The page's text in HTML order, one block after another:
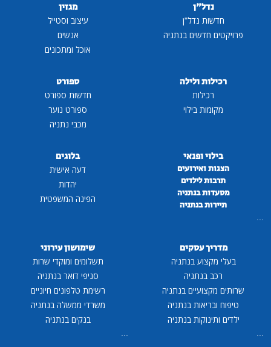
נדל"ן
חדשות נדל"ן
פרויקטים חדשים בנתניה
מגזין
עיצוב וסטייל
אנשים
אוכל ומתכונים
רכילות ולילה
רכילות
מקומות בילוי
ספורט
חדשות ספורט
ספורט נוער
מכבי נתניה
בילוי ופנאי
הצגות ואירועים
תרבות לילדים
מסעדות בנתניה
תיירות בנתניה
...
בלוגים
דעה אישית
יהדות
הפינה המשפטית
מדריך עסקים
בעלי מקצוע בנתניה
רכב בנתניה
שרותים מקצועיים בנתניה
טיפוח ובריאות בנתניה
ילדים ותינוקות בנתניה
...
שימושון עירוני
תשלומים ומוקדי שרות
סניפי דואר בנתניה
רשימת טלפונים חיוניים
משרדי ממשלה בנתניה
בנקים בנתניה
...